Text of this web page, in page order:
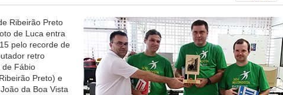
Ribeirão Preto
de Luca entra
pelo recorde de
retro
de Fábio
Preto) e
da Boa Vista